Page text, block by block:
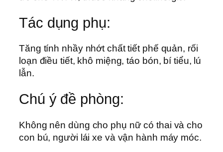
Tác dụng phụ:
Tăng tính nhầy nhớt chất tiết phế quản, rối
loạn điều tiết, khô miệng, táo bón, bí tiểu, lú
lẫn.
Chú ý đề phòng:
Không nên dùng cho phụ nữ có thai và cho
con bú, người lái xe và vận hành máy móc.